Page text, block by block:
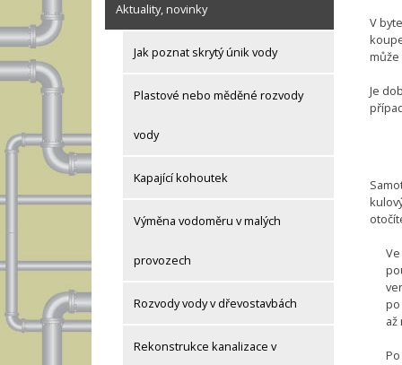
Aktuality, novinky
Jak poznat skrytý únik vody
Plastové nebo měděné rozvody
vody
Kapající kohoutek
Výměna vodoměru v malých
provozech
Rozvody vody v dřevostavbách
Rekonstrukce kanalizace v
V
může
Je
po
až